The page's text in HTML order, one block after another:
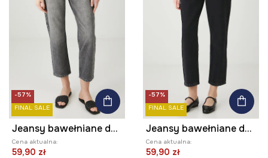
-57%
FINAL SALE
Jeansy bawełniane damskie boyfriend z efektem sprania
Cena aktualna:
59,90 zł
-57%
FINAL SALE
Jeansy bawełniane damskie boyfriend z efektem sprania
Cena aktualna:
59,90 zł